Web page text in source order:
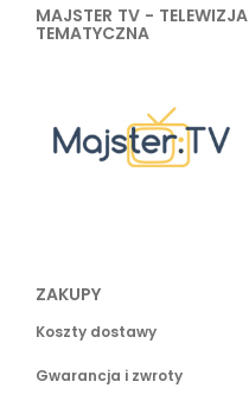
MAJSTER TV - TELEWIZJA
TEMATYCZNA
ZAKUPY
Koszty dostawy
Gwarancja i zwroty